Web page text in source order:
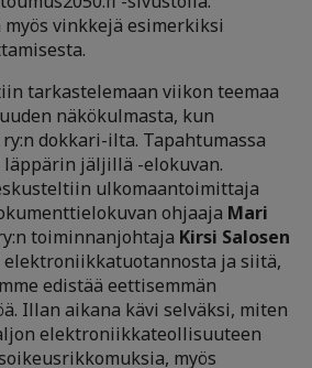
vinkkejä esimerkiksi
tarkastelemaan viikon teemaa
näkökulmasta, kun
dokkari-ilta. Tapahtumassa
läppärin jäljillä -elokuvan.
ulkomaantoimittaja
ohjaaja Mari
toiminnanjohtaja Kirsi Salosen
ja siitä,
edistää eettisemmän
Illan aikana kävi selväksi, miten
elektroniikkateollisuuteen
myös